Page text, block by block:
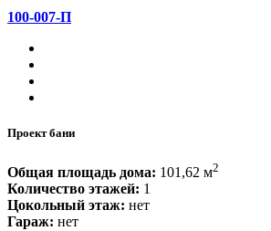
100-007-П
Проект бани
Общая площадь дома: 101,62 м2
Количество этажей: 1
Цокольный этаж: нет
Гараж: нет